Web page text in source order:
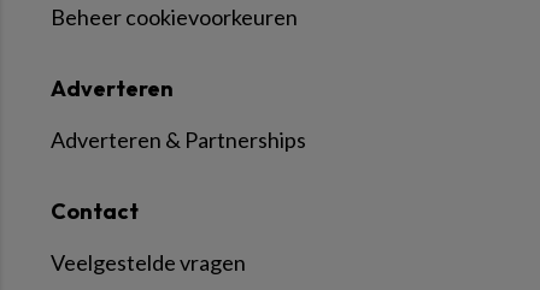
Contact
Veelgestelde vragen
Adverteren
Adverteren & Partnerships
Beheer cookievoorkeuren